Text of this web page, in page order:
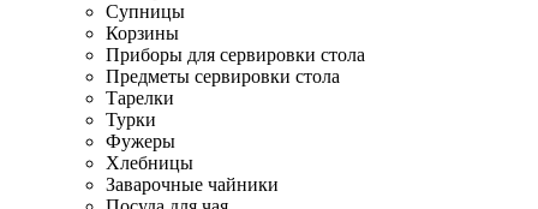
Супницы
Корзины
Приборы для сервировки стола
Предметы сервировки стола
Тарелки
Турки
Фужеры
Хлебницы
Заварочные чайники